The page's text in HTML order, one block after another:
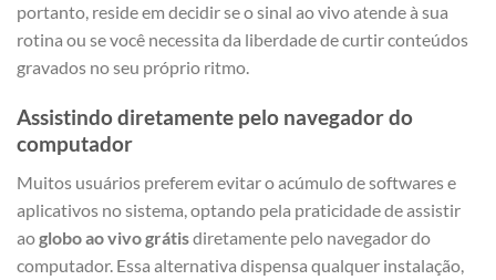
portanto, reside em decidir se o sinal ao vivo atende à sua
rotina ou se você necessita da liberdade de curtir conteúdos
gravados no seu próprio ritmo.
Assistindo diretamente pelo navegador do
computador
Muitos usuários preferem evitar o acúmulo de softwares e
aplicativos no sistema, optando pela praticidade de assistir
aoglobo ao vivo grátisdiretamente pelo navegador do
computador. Essa alternativa dispensa qualquer instalação,